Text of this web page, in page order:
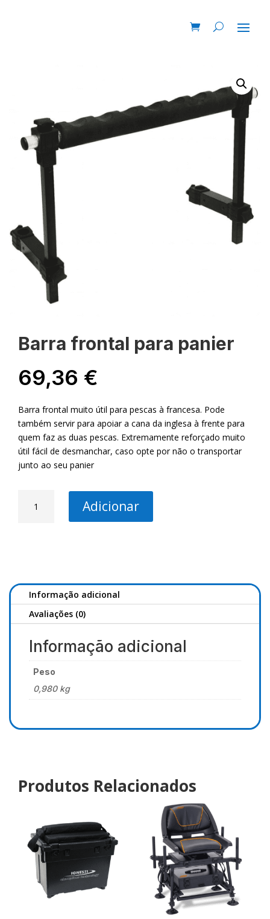
Barra frontal para panier
69,36 €
Barra frontal muito útil para pescas à francesa. Pode
também servir para apoiar a cana da inglesa à frente para
quem faz as duas pescas. Extremamente reforçado muito
útil fácil de desmanchar, caso opte por não o transportar
junto ao seu panier
Adicionar
Informação adicional
Avaliações (0)
Informação adicional
Peso
0,980 kg
Produtos Relacionados